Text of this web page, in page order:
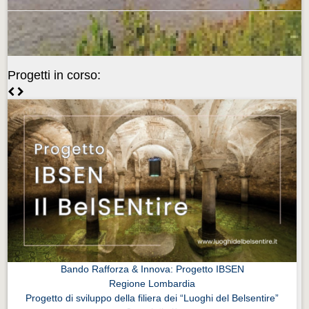
Videonews
Videonews
Eventi
Eventi
CHI SIAMO
CHI SIAMO
CITTÀ
CITTÀ
Guida turistica rapida
Guida turistica rapida
Musica e teatro
Musica e teatro
Distretto industriale
Progetti in corso:
Bando Rafforza & Innova: Progetto IBSEN
Regione Lombardia
Progetto di sviluppo della filiera dei “Luoghi del Belsentire”